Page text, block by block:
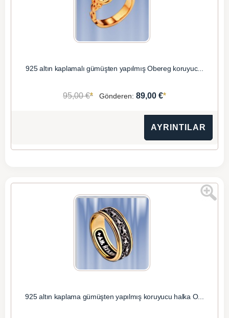
925 altın kaplamalı gümüşten yapılmış Obereg koruyuc...
95,00 €* Gönderen: 89,00 €*
AYRINTILAR
925 altın kaplama gümüşten yapılmış koruyucu halka O...